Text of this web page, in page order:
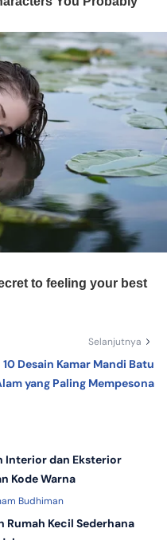
Selanjutnya
10 Desain Kamar Mandi Batu
yang Paling Mempesona
Interior dan Eksterior
Kode Warna
Budhiman
Rumah Kecil Sederhana